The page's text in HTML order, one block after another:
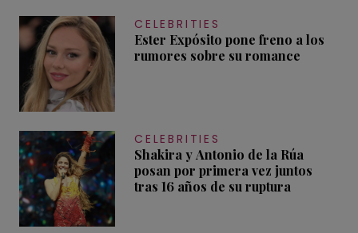
CELEBRITIES
Ester Expósito pone freno a los
rumores sobre su romance
CELEBRITIES
Shakira y Antonio de la Rúa
posan por primera vez juntos
tras 16 años de su ruptura